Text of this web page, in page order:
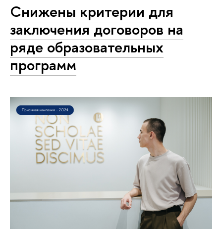
Снижены критерии для
заключения договоров на
ряде образовательных
программ